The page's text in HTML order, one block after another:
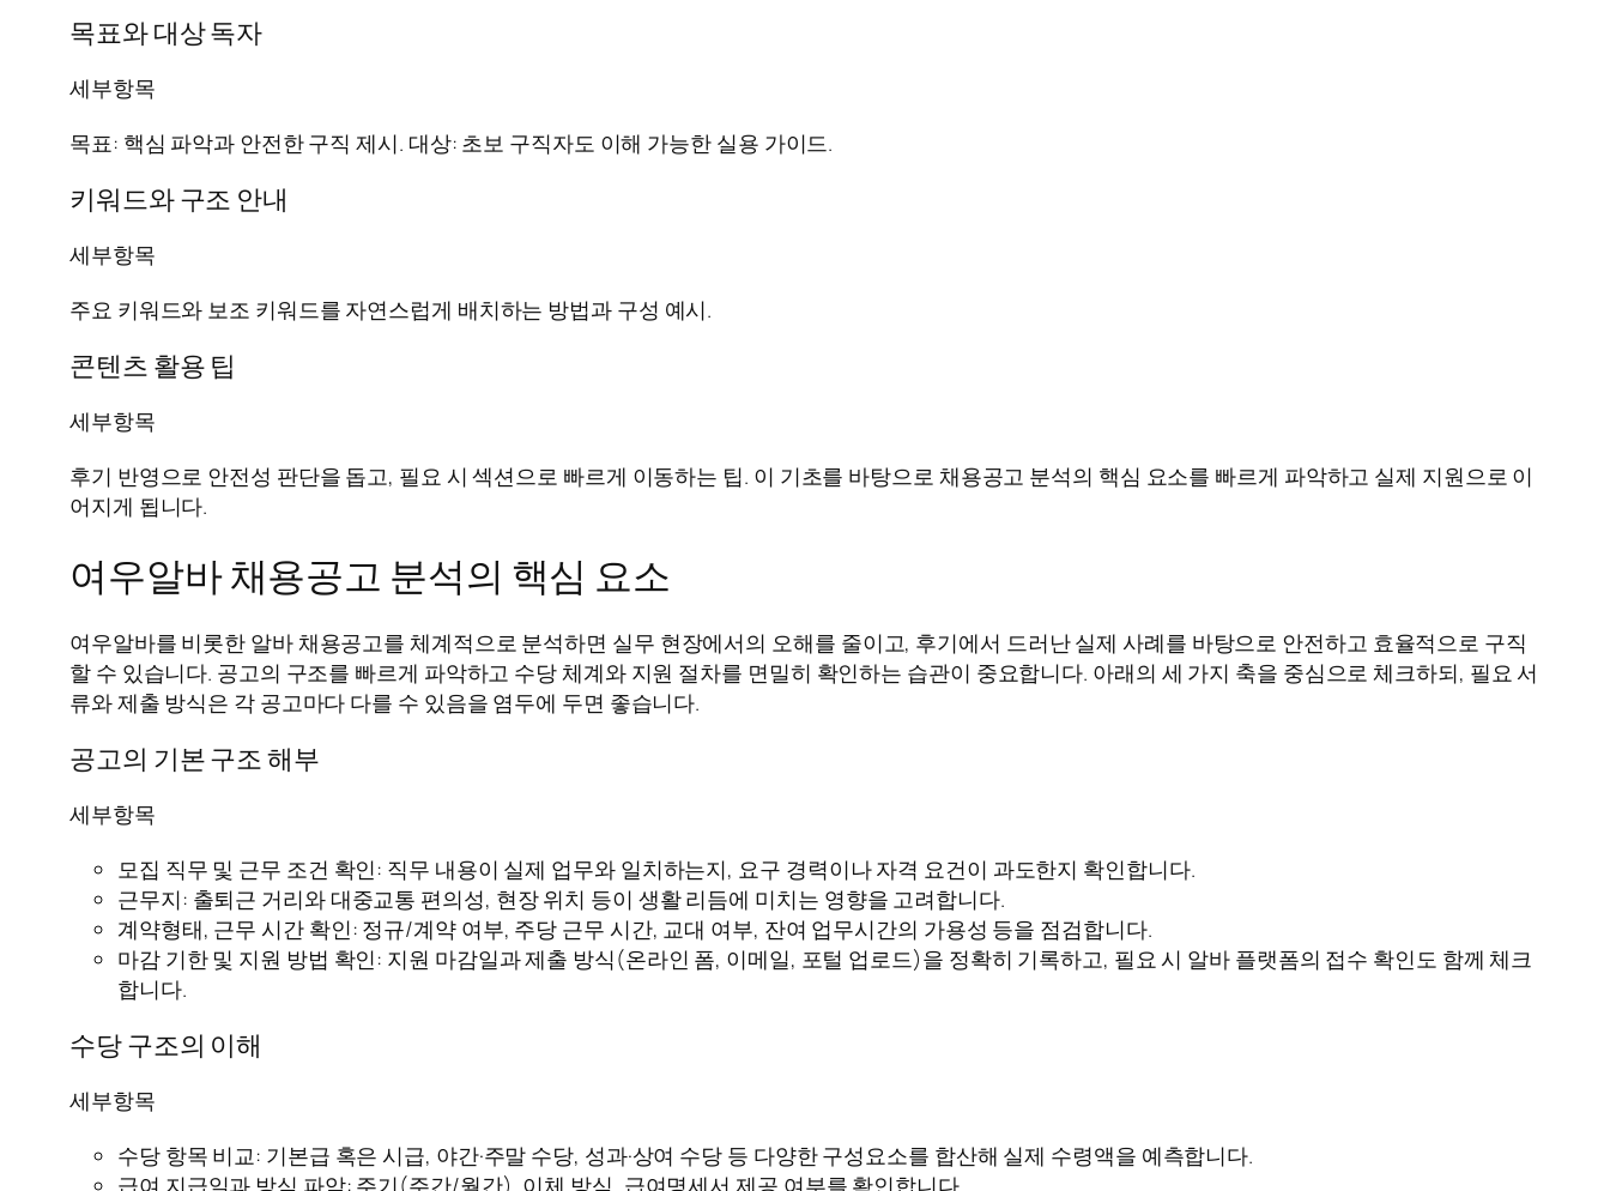
목표와 대상 독자
세부항목
목표: 핵심 파악과 안전한 구직 제시. 대상: 초보 구직자도 이해 가능한 실용 가이드.
키워드와 구조 안내
세부항목
주요 키워드와 보조 키워드를 자연스럽게 배치하는 방법과 구성 예시.
콘텐츠 활용 팁
세부항목
후기 반영으로 안전성 판단을 돕고, 필요 시 섹션으로 빠르게 이동하는 팁. 이 기초를 바탕으로 채용공고 분석의 핵심 요소를 빠르게 파악하고 실제 지원으로 이
어지게 됩니다.
여우알바 채용공고 분석의 핵심 요소
여우알바를 비롯한 알바 채용공고를 체계적으로 분석하면 실무 현장에서의 오해를 줄이고, 후기에서 드러난 실제 사례를 바탕으로 안전하고 효율적으로 구직
할 수 있습니다. 공고의 구조를 빠르게 파악하고 수당 체계와 지원 절차를 면밀히 확인하는 습관이 중요합니다. 아래의 세 가지 축을 중심으로 체크하되, 필요 서
류와 제출 방식은 각 공고마다 다를 수 있음을 염두에 두면 좋습니다.
공고의 기본 구조 해부
세부항목
모집 직무 및 근무 조건 확인: 직무 내용이 실제 업무와 일치하는지, 요구 경력이나 자격 요건이 과도한지 확인합니다.
근무지: 출퇴근 거리와 대중교통 편의성, 현장 위치 등이 생활 리듬에 미치는 영향을 고려합니다.
계약형태, 근무 시간 확인: 정규/계약 여부, 주당 근무 시간, 교대 여부, 잔여 업무시간의 가용성 등을 점검합니다.
마감 기한 및 지원 방법 확인: 지원 마감일과 제출 방식(온라인 폼, 이메일, 포털 업로드)을 정확히 기록하고, 필요 시 알바 플랫폼의 접수 확인도 함께 체크
합니다.
수당 구조의 이해
세부항목
수당 항목 비교: 기본급 혹은 시급, 야간·주말 수당, 성과·상여 수당 등 다양한 구성요소를 합산해 실제 수령액을 예측합니다.
급여 지급일과 방식 파악: 주기(주간/월간), 이체 방식, 급여명세서 제공 여부를 확인합니다.